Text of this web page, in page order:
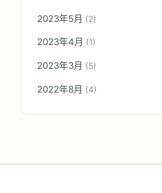
2023年5月 (2)
2023年4月 (1)
2023年3月 (5)
2022年8月 (4)